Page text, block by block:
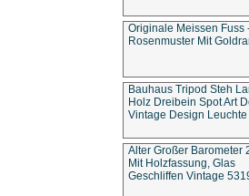
Originale Meissen Fuss
Rosenmuster Mit
Bauhaus Tripod Steh
Holz Dreibein Spot Art
Vintage Design Leuchte
Alter Großer Barometer
Mit Holzfassung, Glas
Geschliffen Vintage